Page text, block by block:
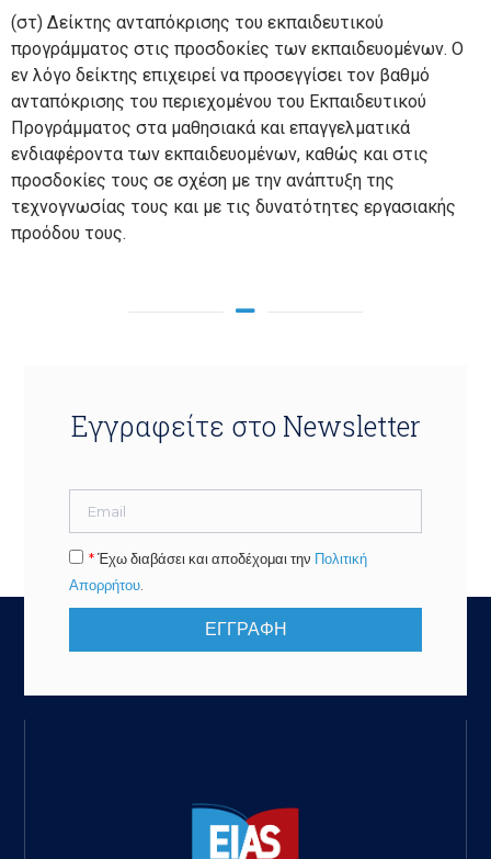
(στ) Δείκτης ανταπόκρισης του εκπαιδευτικού
προγράμματος στις προσδοκίες των εκπαιδευομένων. Ο
εν λόγο δείκτης επιχειρεί να προσεγγίσει τον βαθμό
ανταπόκρισης του περιεχομένου του Εκπαιδευτικού
Προγράμματος στα μαθησιακά και επαγγελματικά
ενδιαφέροντα των εκπαιδευομένων, καθώς και στις
προσδοκίες τους σε σχέση με την ανάπτυξη της
τεχνογνωσίας τους και με τις δυνατότητες εργασιακής
προόδου τους.
Εγγραφείτε στο Newsletter
*Έχω διαβάσει και αποδέχομαι την Πολιτική
Απορρήτου.
ΕΓΓΡΑΦΗ